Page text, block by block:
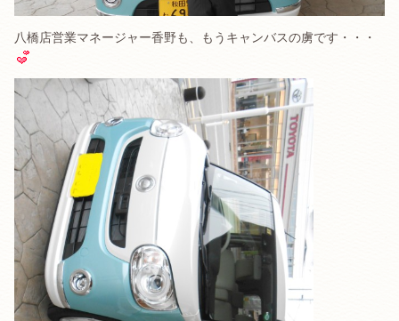
八橋店営業マネージャー香野も、もうキャンバスの虜です・・・